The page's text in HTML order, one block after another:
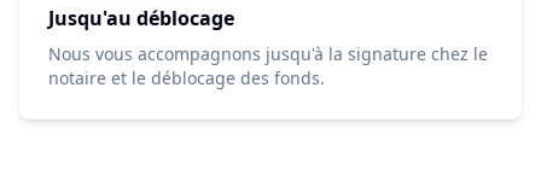
Jusqu'au déblocage
Nous vous accompagnons jusqu'à la signature chez le
notaire et le déblocage des fonds.